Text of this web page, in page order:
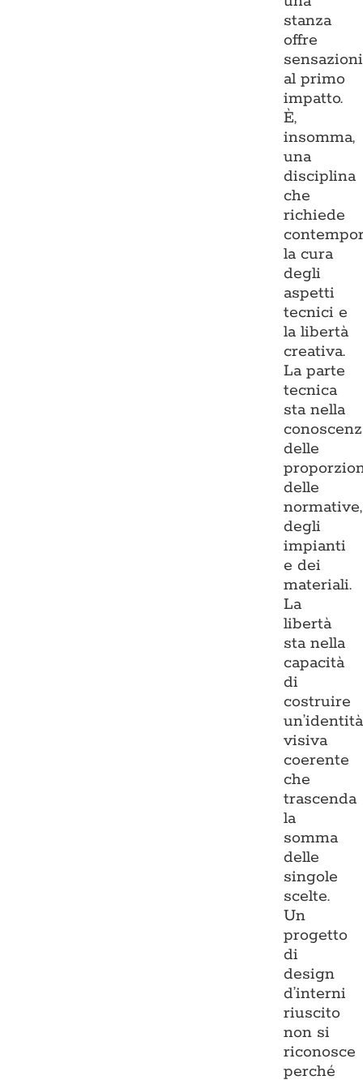
stanza
offre
sensazioni
al primo
impatto.
È,
insomma,
una
disciplina
che
richiede
la cura
degli
aspetti
tecnici e
la libertà
creativa.
La parte
tecnica
sta nella
delle
delle
normative,
degli
impianti
e dei
materiali.
La
libertà
sta nella
capacità
di
costruire
un’identità
visiva
coerente
che
trascenda
la
somma
delle
singole
scelte.
Un
progetto
di
design
d’interni
riuscito
non si
riconosce
perché